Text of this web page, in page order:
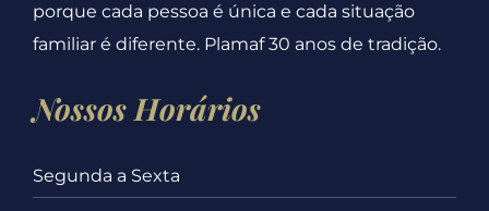
porque cada pessoa é única e cada situação
familiar é diferente. Plamaf 30 anos de tradição.
Nossos Horários
Segunda a Sexta